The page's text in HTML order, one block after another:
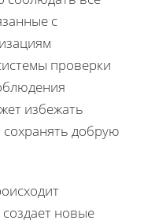
с
проверки
избежать
сохранять добрую
новые